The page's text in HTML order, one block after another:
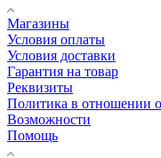
Магазины
Условия оплаты
Условия доставки
Гарантия на товар
Реквизиты
Политика в отношении
Возможности
Помощь